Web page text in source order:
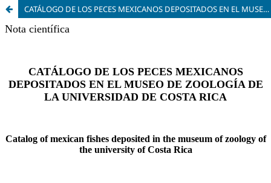
CATÁLOGO DE LOS PECES MEXICANOS DEPOSITADOS EN EL MUSEO DE ZOOLOGÍA DE LA UNIVERSIDAD DE COSTA RICA (UCR)